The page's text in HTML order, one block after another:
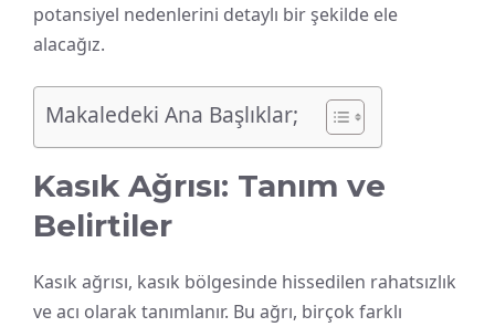
potansiyel nedenlerini detaylı bir şekilde ele
alacağız.
Makaledeki Ana Başlıklar;
Kasık Ağrısı: Tanım ve
Belirtiler
Kasık ağrısı, kasık bölgesinde hissedilen rahatsızlık
ve acı olarak tanımlanır. Bu ağrı, birçok farklı